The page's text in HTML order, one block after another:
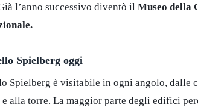
l’anno successivo diventò il Museo della
Spielberg oggi
Spielberg è visitabile in ogni angolo, dalle
e alla torre. La maggior parte degli edifici